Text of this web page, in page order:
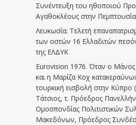
Συνέντευξη του ηθοποιού
Αγαθοκλέους στην Πεμπτουσία
Λευκωσία: Τελετή
των οστών 16 Ελλαδιτών
της ΕΛΔΥΚ
Eurovision 1976. Όταν ο Μάνος
και η Μαρίζα Κοχ
τουρκική εισβολή στην Κύπρο
Τάτσιος, τ. Πρόεδρος
Ομοσπονδίας Πολιτιστικών
Μακεδόνων, Πρόεδρος